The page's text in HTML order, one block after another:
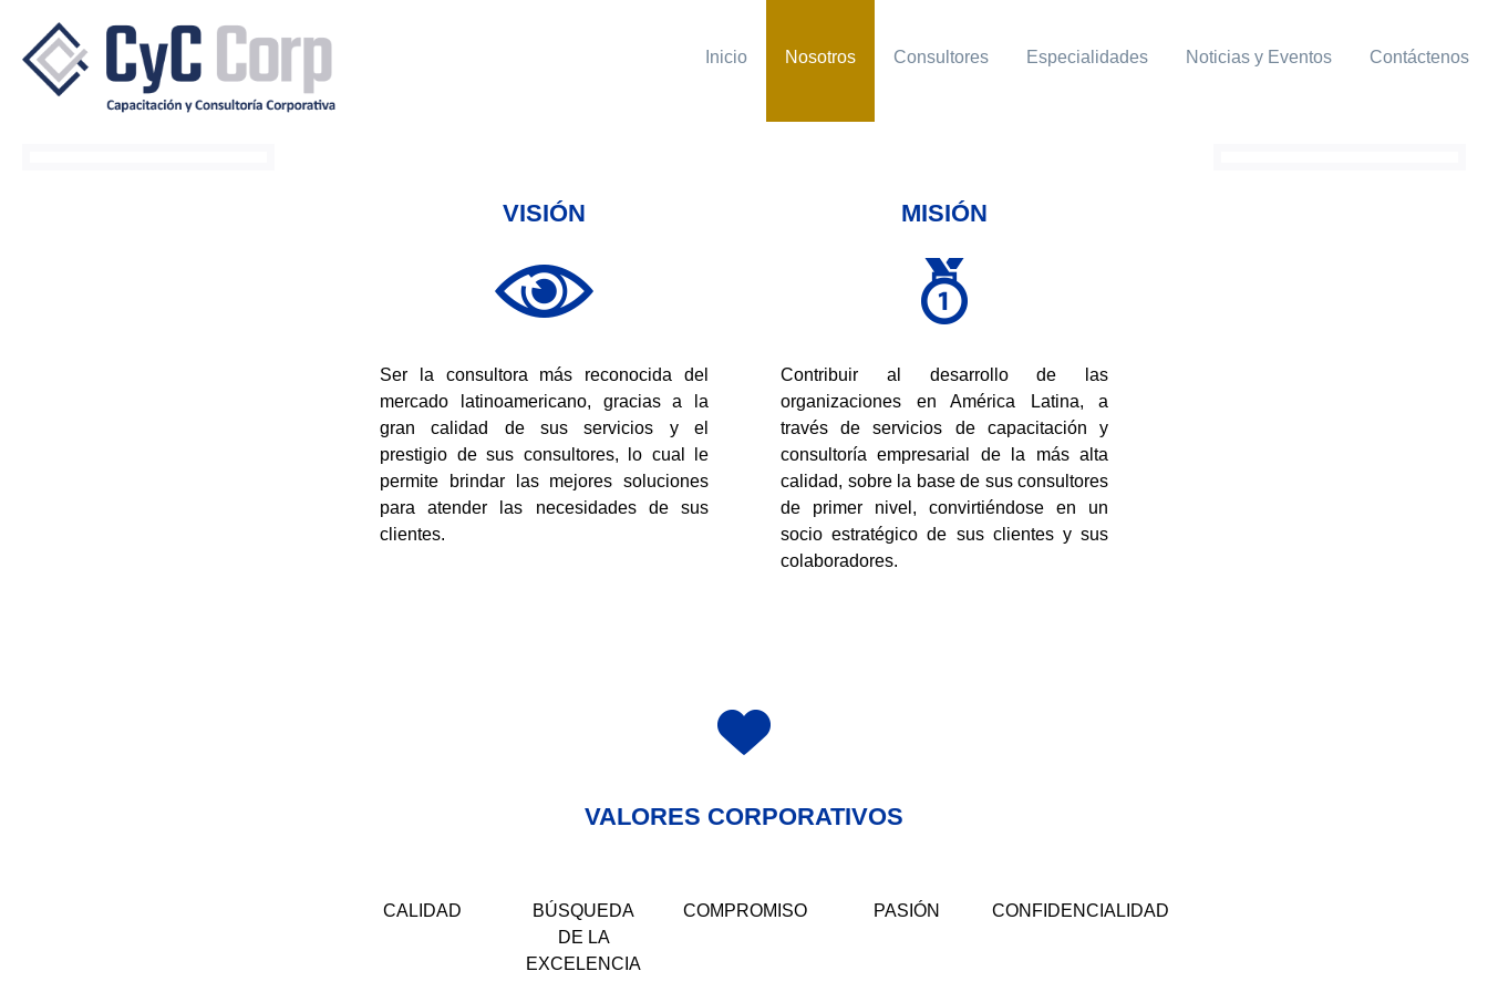
Inicio Nosotros Consultores Especialidades Noticias y Eventos Contáctenos
VISIÓN
Ser la consultora más reconocida del
mercado latinoamericano, gracias a la
gran calidad de sus servicios y el
prestigio de sus consultores, lo cual le
permite brindar las mejores soluciones
para atender las necesidades de sus
clientes.
MISIÓN
Contribuir al desarrollo de las
organizaciones en América Latina, a
través de servicios de capacitación y
consultoría empresarial de la más alta
calidad, sobre la base de sus consultores
de primer nivel, convirtiéndose en un
socio estratégico de sus clientes y sus
colaboradores.
VALORES CORPORATIVOS
CALIDAD
BÚSQUEDA
DE LA
EXCELENCIA
COMPROMISO PASIÓN CONFIDENCIALIDAD